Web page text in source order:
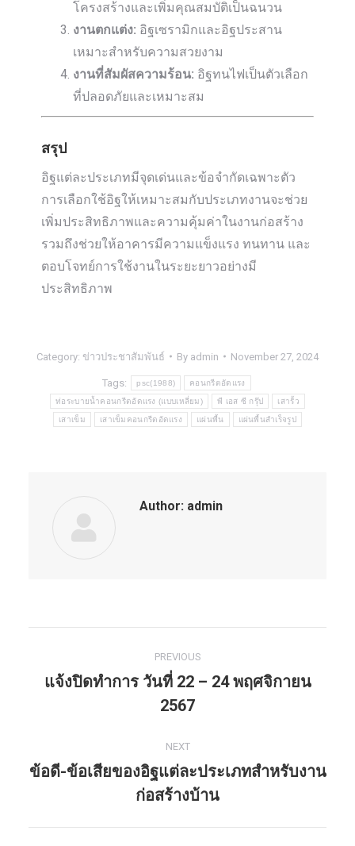
โครงสร้างและเพิ่มคุณสมบัติเป็นฉนวน
งานตกแต่ง: อิฐเซรามิกและอิฐประสาน
เหมาะสำหรับความสวยงาม
งานที่สัมผัสความร้อน: อิฐทนไฟเป็นตัวเลือก
ที่ปลอดภัยและเหมาะสม
สรุป
อิฐแต่ละประเภทมีจุดเด่นและข้อจำกัดเฉพาะตัว
การเลือกใช้อิฐให้เหมาะสมกับประเภทงานจะช่วย
เพิ่มประสิทธิภาพและความคุ้มค่าในงานก่อสร้าง
รวมถึงช่วยให้อาคารมีความแข็งแรง ทนทาน และ
ตอบโจทย์การใช้งานในระยะยาวอย่างมี
ประสิทธิภาพ
Category: ข่าวประชาสัมพันธ์ By admin November 27, 2024
Tags: psc(1988) คอนกรีตอัดแรง
ท่อระบายน้ำคอนกรีตอัดแรง (แบบเหลี่ยม) พี เอส ซี กรุ๊ป เสารั้ว
เสาเข็ม เสาเข็มคอนกรีตอัดแรง แผ่นพื้น แผ่นพื้นสำเร็จรูป
Author: admin
navigation
PREVIOUS
Previous
post:
แจ้งปิดทำการ วันที่ 22 – 24 พฤศจิกายน
2567
NEXT
Next
post:
ข้อดี-ข้อเสียของอิฐแต่ละประเภทสำหรับงาน
ก่อสร้างบ้าน